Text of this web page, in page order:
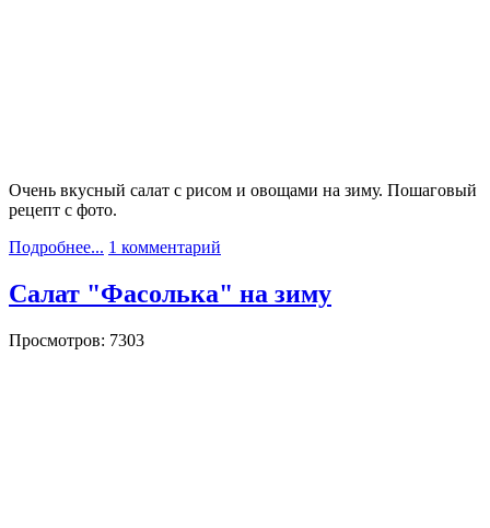
Очень вкусный салат с рисом и овощами на зиму. Пошаговый
рецепт с фото.
Подробнее... 1 комментарий
Салат "Фасолька" на зиму
Просмотров: 7303